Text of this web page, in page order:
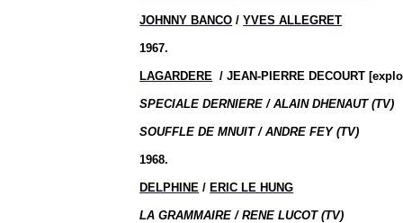
JOHNNY BANCO /YVES ALLEGRET
1967.
LAGARDERE / JEAN-PIERRE DECOURT
SPECIALE DERNIERE / ALAIN DHENAUT (TV)
SOUFFLE DE MNUIT / ANDRE FEY (TV)
1968.
DELPHINE / ERIC LE HUNG
LA GRAMMAIRE / RENE LUCOT (TV)